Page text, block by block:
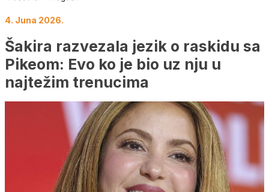
4. Juna 2026.
Šakira razvezala jezik o raskidu sa
Pikeom: Evo ko je bio uz nju u
najtežim trenucima